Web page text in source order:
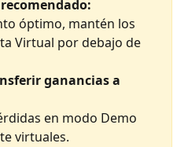
óptimo, mantén los
Virtual por debajo de
ganancias a
en modo Demo
virtuales.